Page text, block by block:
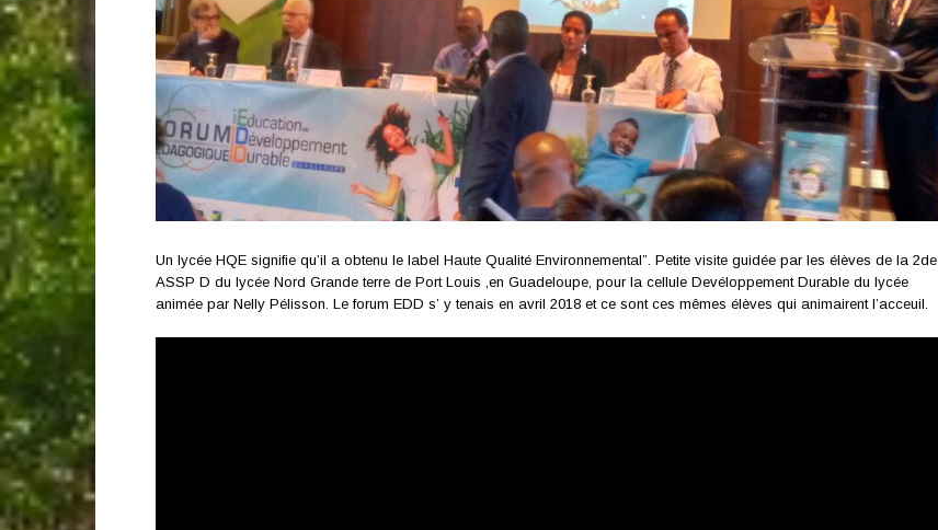
Un lycée HQE signifie qu’il a obtenu le label Haute Qualité Environnemental”. Petite visite guidée par les élèves de la 2de
ASSP D du lycée Nord Grande terre de Port Louis ,en Guadeloupe, pour la cellule Devéloppement Durable du lycée
animée par Nelly Pélisson. Le forum EDD s’ y tenais en avril 2018 et ce sont ces mêmes élèves qui animairent l’acceuil.